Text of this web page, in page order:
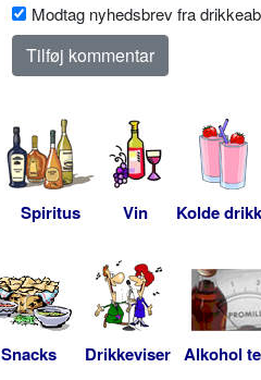
Modtag nyhedsbrev fra
Spiritus Vin Kolde
Snacks Drikkeviser Alkohol